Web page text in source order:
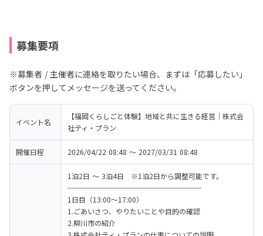
募集要項
※募集者 / 主催者に連絡を取りたい場合、まずは「応募したい」
ボタンを押してメッセージを送ってください。
イベント名
【福岡くらしごと体験】地域と共に生きる経営｜株式会
社ティ・プラン
開催日程 2026/04/22 08:48 〜 2027/03/31 08:48
1泊2日 ～ 3泊4日　※1泊2日から調整可能です。
───────────────────
1日目（13:00～17:00）
1.ごあいさつ、やりたいことや目的の確認
2.柳川市の紹介